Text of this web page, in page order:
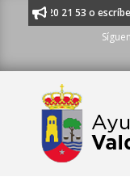
al 91 620 21 53 o